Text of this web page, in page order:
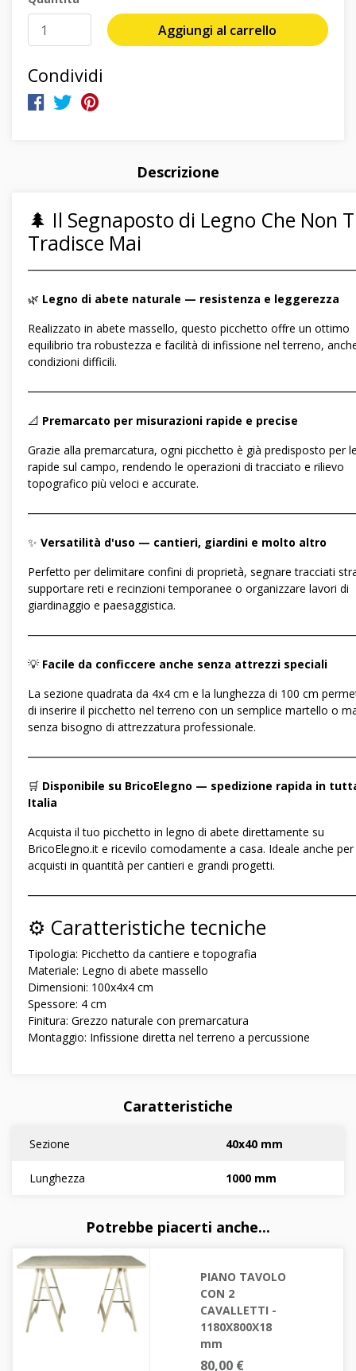
Aggiungi al carrello
Condividi
Descrizione
🌲 Il Segnaposto di Legno Che Non
Tradisce Mai
🌿 Legno di abete naturale — resistenza e leggerezza
Realizzato in abete massello, questo picchetto offre un ottimo
equilibrio tra robustezza e facilità di infissione nel terreno,
condizioni difficili.
📐 Premarcato per misurazioni rapide e precise
Grazie alla premarcatura, ogni picchetto è già predisposto per
rapide sul campo, rendendo le operazioni di tracciato e rilievo
topografico più veloci e accurate.
✨ Versatilità d'uso — cantieri, giardini e molto altro
Perfetto per delimitare confini di proprietà, segnare tracciati
supportare reti e recinzioni temporanee o organizzare lavori di
giardinaggio e paesaggistica.
💡 Facile da conficcere anche senza attrezzi speciali
La sezione quadrata da 4x4 cm e la lunghezza di 100 cm
di inserire il picchetto nel terreno con un semplice martello o
senza bisogno di attrezzatura professionale.
🛒 Disponibile su BricoElegno — spedizione rapida in
Italia
Acquista il tuo picchetto in legno di abete direttamente su
BricoElegno.it e ricevilo comodamente a casa. Ideale anche per
acquisti in quantità per cantieri e grandi progetti.
⚙️ Caratteristiche tecniche
Tipologia: Picchetto da cantiere e topografia
Materiale: Legno di abete massello
Dimensioni: 100x4x4 cm
Spessore: 4 cm
Finitura: Grezzo naturale con premarcatura
Montaggio: Infissione diretta nel terreno a percussione
Caratteristiche
Sezione 40x40 mm
Lunghezza 1000 mm
Potrebbe piacerti anche...
PIANO TAVOLO
CON 2
CAVALLETTI -
1180X800X18
mm
80,00 €